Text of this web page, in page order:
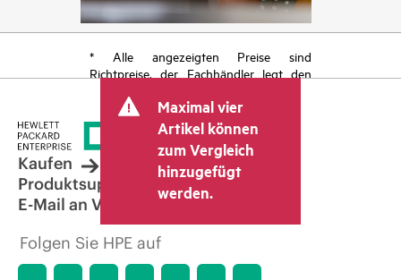
* Alle angezeigten Preise sind
Richtpreise, der Fachhändler legt den
kann weitere Gebühren wie
Mehrwertsteuer und Versandkosten
berücksichtigen. Der vom Fachhändler
festgelegte Transaktionspreis kann von
dem anderer Fachhändler und dem
angezeigten Richtpreis abweichen. Die
Richtpreise können zeitlich begrenzte
Sonderangebote enthalten. HPE behält
sich das Recht vor, jederzeit
Preisanpassungen vorzunehmen, u. a.
Maximal vier
Artikel können
zum Vergleich
hinzugefügt
werden.
Kaufen
Produktsupport
E-Mail an Vertrieb
Folgen Sie HPE auf